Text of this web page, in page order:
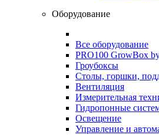
Оборудование
Все оборудование
PRO100 GrowBox
Гроубоксы
Столы, горшки,
Вентиляция
Измерительная
Гидропонные
Освещение
Управление и